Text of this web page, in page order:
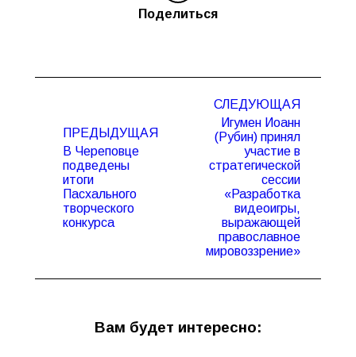
Поделиться
записям
ПРЕДЫДУЩАЯ
Предыдущая
запись:
В Череповце
подведены
итоги
Пасхального
творческого
конкурса
СЛЕДУЮЩАЯ
Следующая
запись:
Игумен Иоанн
(Рубин) принял
участие в
стратегической
сессии
«Разработка
видеоигры,
выражающей
православное
мировоззрение»
Вам будет интересно: